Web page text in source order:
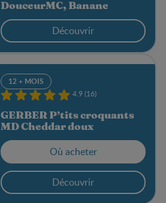
DouceurMC, Banane
Découvrir
12 + MOIS
4.9 (16)
GERBER P’tits croquants
MD Cheddar doux
Où acheter
Découvrir